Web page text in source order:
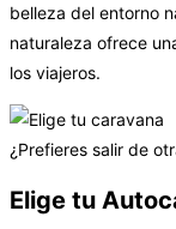
belleza del entorno
naturaleza ofrece
los viajeros.
¿Prefieres salir de
Elige tu